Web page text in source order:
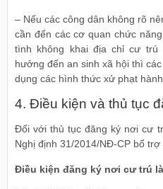
– Nếu các công dân không rõ
cần đến các cơ quan chức
tình không khai địa chỉ cư trú
hưởng đến an sinh xã hội thì
dụng các hình thức xử phạt
4. Điều kiện và thủ tục
Đối với thủ tục đăng ký nơi cư
Nghị định 31/2014/NĐ-CP bổ trợ
Điều kiện đăng ký nơi cư trú